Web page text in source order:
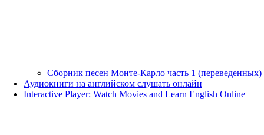
Сборник песен Монте-Карло часть 1 (переведенных)
Аудиокниги на английском слушать онлайн
Interactive Player: Watch Movies and Learn English Online